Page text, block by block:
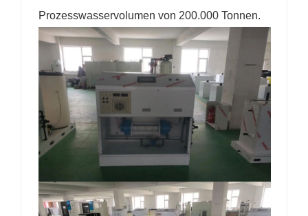
Prozesswasservolumen von 200.000 Tonnen.